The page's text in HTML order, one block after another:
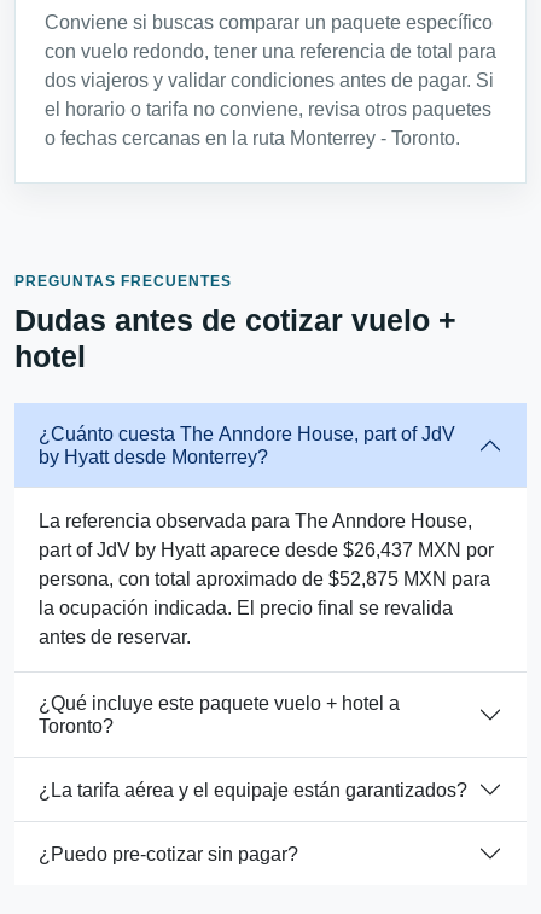
Conviene si buscas comparar un paquete específico
con vuelo redondo, tener una referencia de total para
dos viajeros y validar condiciones antes de pagar. Si
el horario o tarifa no conviene, revisa otros paquetes
o fechas cercanas en la ruta Monterrey - Toronto.
PREGUNTAS FRECUENTES
Dudas antes de cotizar vuelo +
hotel
¿Cuánto cuesta The Anndore House, part of JdV
by Hyatt desde Monterrey?
La referencia observada para The Anndore House,
part of JdV by Hyatt aparece desde $26,437 MXN por
persona, con total aproximado de $52,875 MXN para
la ocupación indicada. El precio final se revalida
antes de reservar.
¿Qué incluye este paquete vuelo + hotel a
Toronto?
¿La tarifa aérea y el equipaje están garantizados?
¿Puedo pre-cotizar sin pagar?